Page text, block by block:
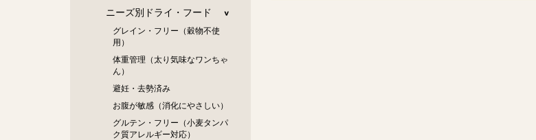
ニーズ別ドライ・フード
グレイン・フリー（穀物不使
用）
体重管理（太り気味なワンちゃ
ん）
避妊・去勢済み
お腹が敏感（消化にやさしい）
グルテン・フリー（小麦タンパ
ク質アレルギー対応）